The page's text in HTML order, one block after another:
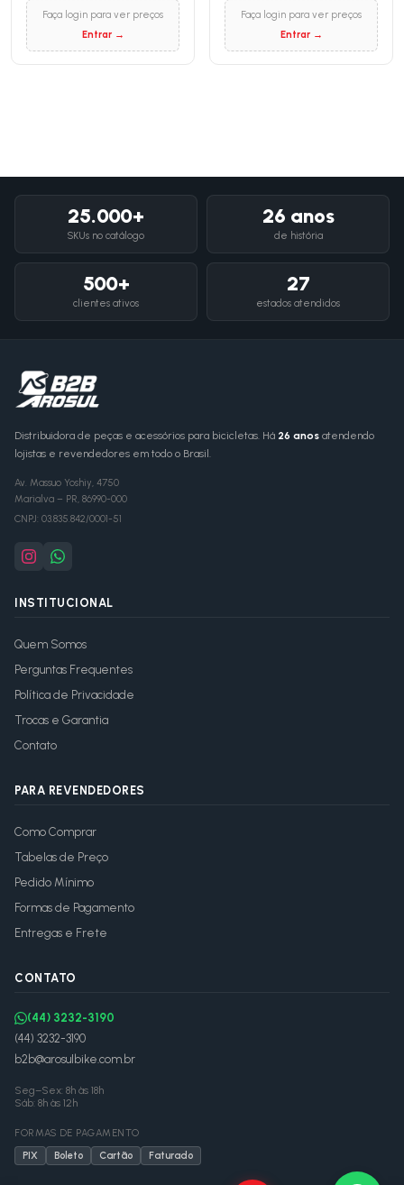
Faça login para ver preços
Entrar →
Faça login para ver preços
Entrar →
25.000+
SKUs no catálogo
26 anos
de história
500+
clientes ativos
27
estados atendidos
Distribuidora de peças e acessórios para bicicletas. Há 26 anos atendendo
lojistas e revendedores em todo o Brasil.
Av. Massuo Yoshiy, 4750
Marialva – PR, 86990-000
CNPJ: 03.835.842/0001-51
INSTITUCIONAL
Quem Somos
Perguntas Frequentes
Política de Privacidade
Trocas e Garantia
Contato
PARA REVENDEDORES
Como Comprar
Tabelas de Preço
Pedido Mínimo
Formas de Pagamento
Entregas e Frete
CONTATO
(44) 3232-3190
(44) 3232-3190
b2b@arosulbike.com.br
Seg–Sex: 8h às 18h
Sáb: 8h às 12h
FORMAS DE PAGAMENTO
PIX
Boleto Cartão Faturado